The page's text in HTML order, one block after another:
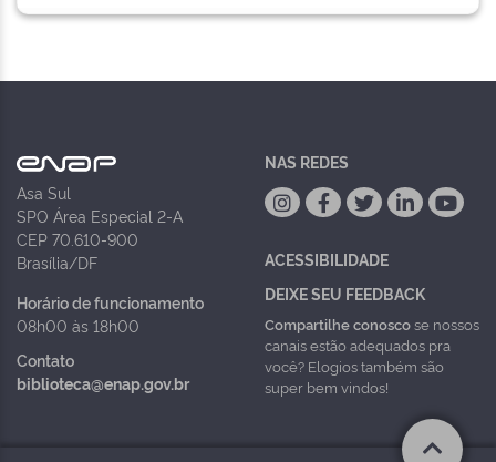
Asa Sul
SPO Área Especial 2-A
CEP 70.610-900
Brasília/DF
Horário de funcionamento
08h00 às 18h00
Contato
biblioteca@enap.gov.br
NAS REDES
ACESSIBILIDADE
DEIXE SEU FEEDBACK
Compartilhe conoscose nossos
canais estão adequados pra
você? Elogios também são
super bem vindos!